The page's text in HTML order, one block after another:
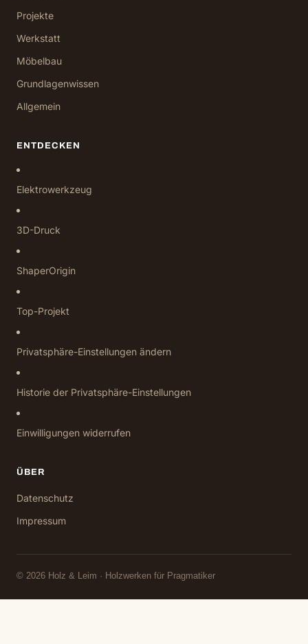
Projekte
Werkstatt
Möbelbau
Grundlagenwissen
Allgemein
ENTDECKEN
Elektrowerkzeug
3D-Druck
ShaperOrigin
Top-Projekt
Privatsphäre-Einstellungen ändern
Historie der Privatsphäre-Einstellungen
Einwilligungen widerrufen
ÜBER
Datenschutz
Impressum
© 2026 Holz & Leim · Holzwerken für Pragmatiker